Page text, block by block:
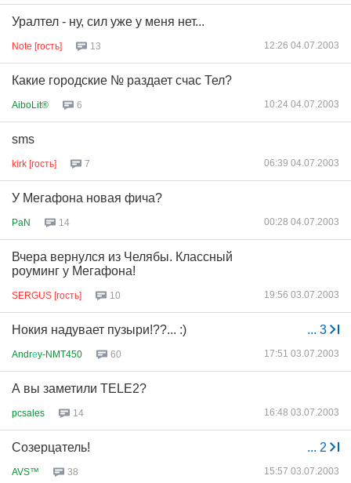
Уралтел - ну, сил уже у меня нет...
Note [гость] 13 12:26 04.07.2003
Какие городские № раздает счас Тел?
AiboLit® 6 10:24 04.07.2003
sms
kirk [гость] 7 06:39 04.07.2003
У Мегафона новая фича?
PaN 14 00:28 04.07.2003
Вчера вернулся из Челябы. Классный
роуминг у Мегафона!
SERGUS [гость] 10 19:56 03.07.2003
... 3
Нокия надувает пузыри!??... :)
Andrеy-NMT450 60 17:51 03.07.2003
А вы заметили TELE2?
pcsales 14 16:48 03.07.2003
... 2
Созерцатель!
AVS™ 38 15:57 03.07.2003